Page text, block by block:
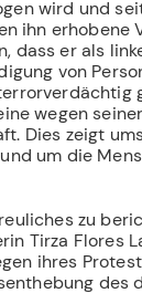
wird und
ihn erhobene
dass er als
von
wegen
Dies zeigt
um die
zu
Tirza Flores
ihres
des